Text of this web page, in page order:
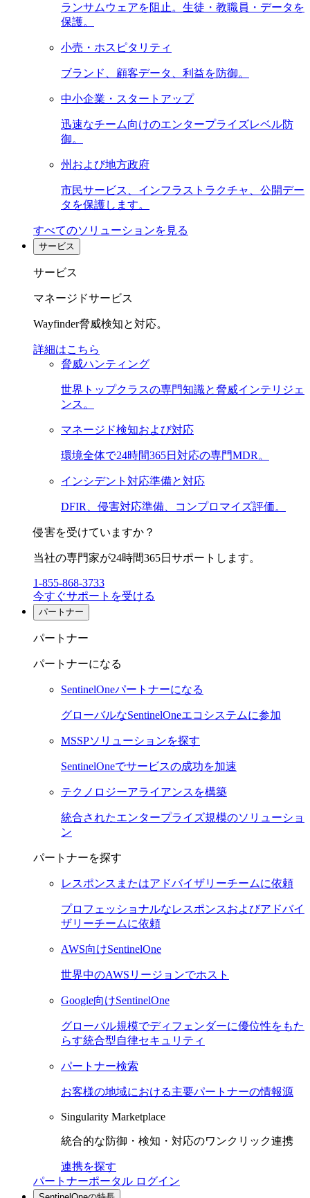
ランサムウェアを阻止。生徒・教職員・データを
保護。
小売・ホスピタリティ
ブランド、顧客データ、利益を防御。
中小企業・スタートアップ
迅速なチーム向けのエンタープライズレベル防
御。
州および地方政府
市民サービス、インフラストラクチャ、公開デー
タを保護します。
すべてのソリューションを見る
サービス
サービス
マネージドサービス
Wayfinder脅威検知と対応。
詳細はこちら
脅威ハンティング
世界トップクラスの専門知識と脅威インテリジェ
ンス。
マネージド検知および対応
環境全体で24時間365日対応の専門MDR。
インシデント対応準備と対応
DFIR、侵害対応準備、コンプロマイズ評価。
侵害を受けていますか？
当社の専門家が24時間365日サポートします。
1-855-868-3733
今すぐサポートを受ける
パートナー
パートナー
パートナーになる
SentinelOneパートナーになる
グローバルなSentinelOneエコシステムに参加
MSSPソリューションを探す
SentinelOneでサービスの成功を加速
テクノロジーアライアンスを構築
統合されたエンタープライズ規模のソリューショ
ン
パートナーを探す
レスポンスまたはアドバイザリーチームに依頼
プロフェッショナルなレスポンスおよびアドバイ
ザリーチームに依頼
AWS向けSentinelOne
世界中のAWSリージョンでホスト
Google向けSentinelOne
グローバル規模でディフェンダーに優位性をもた
らす統合型自律セキュリティ
パートナー検索
お客様の地域における主要パートナーの情報源
Singularity Marketplace
統合的な防御・検知・対応のワンクリック連携
連携を探す
パートナーポータル ログイン